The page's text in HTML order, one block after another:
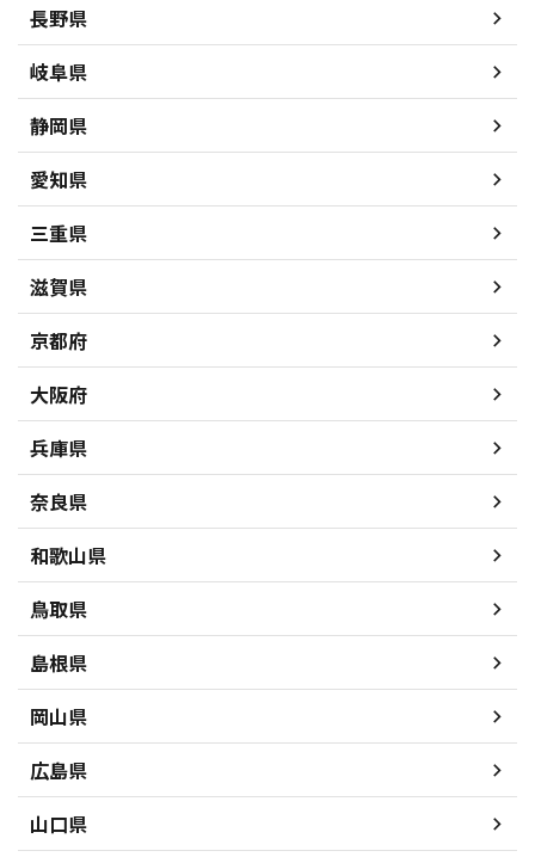
長野県
岐阜県
静岡県
愛知県
三重県
滋賀県
京都府
大阪府
兵庫県
奈良県
和歌山県
鳥取県
島根県
岡山県
広島県
山口県